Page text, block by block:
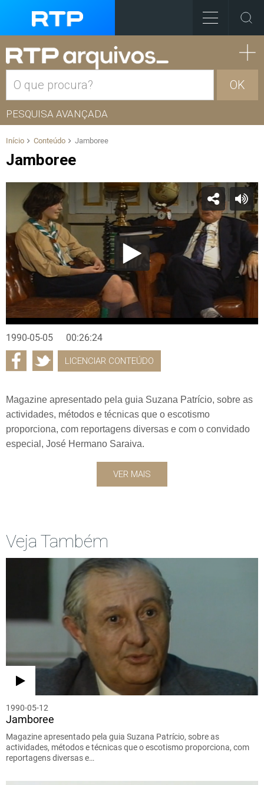
OK
PESQUISA AVANÇADA
Início Conteúdo Jamboree
Jamboree
1990-05-05 00:26:24
LICENCIAR CONTEÚDO
Magazine apresentado pela guia Suzana Patrício, sobre as
actividades, métodos e técnicas que o escotismo
proporciona, com reportagens diversas e com o convidado
especial, José Hermano Saraiva.
VER MAIS
Veja Também
1990-05-12
Jamboree
Magazine apresentado pela guia Suzana Patrício, sobre as
actividades, métodos e técnicas que o escotismo proporciona, com
reportagens diversas e…